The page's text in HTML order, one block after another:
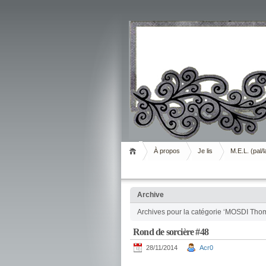
Livrement
À propos Je lis M.E.L. (pal/
Archive
Archives pour la catégorie ‘MOSDI
Rond de sorcière #48
28/11/2014 Acr0